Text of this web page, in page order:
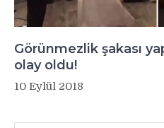
Görünmezlik şakası
olay oldu!
10 Eylül 2018